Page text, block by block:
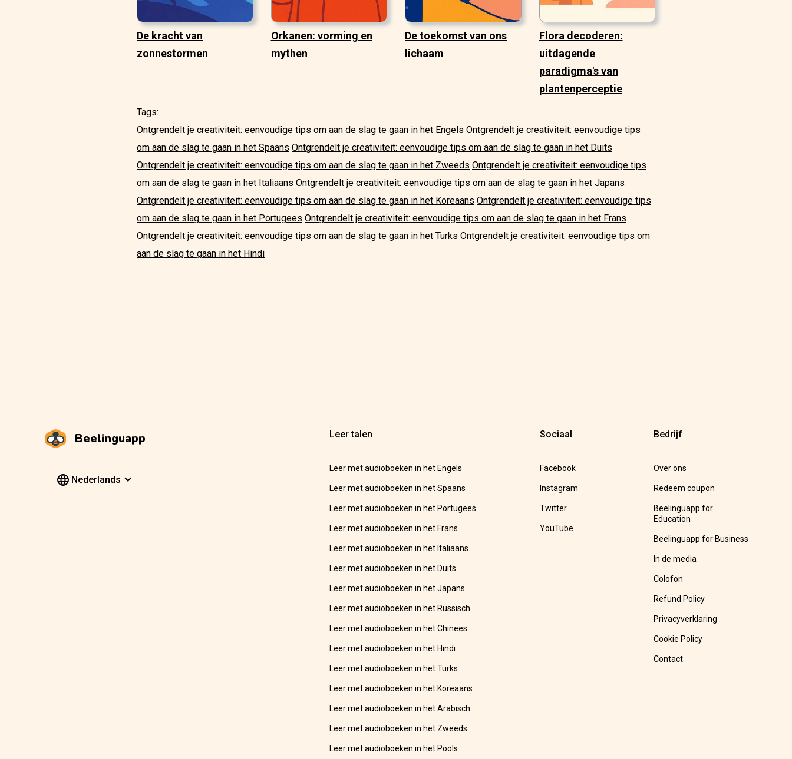
De kracht van
zonnestormen
Orkanen: vorming en
mythen
De toekomst van ons
lichaam
Flora decoderen:
uitdagende
paradigma's van
plantenperceptie
Tags:
Ontgrendelt je creativiteit: eenvoudige tips om aan de slag te gaan in het Engels Ontgrendelt je creativiteit: eenvoudige tips
om aan de slag te gaan in het Spaans Ontgrendelt je creativiteit: eenvoudige tips om aan de slag te gaan in het Duits
Ontgrendelt je creativiteit: eenvoudige tips om aan de slag te gaan in het Zweeds Ontgrendelt je creativiteit: eenvoudige tips
om aan de slag te gaan in het Italiaans Ontgrendelt je creativiteit: eenvoudige tips om aan de slag te gaan in het Japans
Ontgrendelt je creativiteit: eenvoudige tips om aan de slag te gaan in het Koreaans Ontgrendelt je creativiteit: eenvoudige tips
om aan de slag te gaan in het Portugees Ontgrendelt je creativiteit: eenvoudige tips om aan de slag te gaan in het Frans
Ontgrendelt je creativiteit: eenvoudige tips om aan de slag te gaan in het Turks Ontgrendelt je creativiteit: eenvoudige tips om
aan de slag te gaan in het Hindi
Beelinguapp
Nederlands
Leer talen
Leer met audioboeken in het Engels
Leer met audioboeken in het Spaans
Leer met audioboeken in het Portugees
Leer met audioboeken in het Frans
Leer met audioboeken in het Italiaans
Leer met audioboeken in het Duits
Leer met audioboeken in het Japans
Leer met audioboeken in het Russisch
Leer met audioboeken in het Chinees
Leer met audioboeken in het Hindi
Leer met audioboeken in het Turks
Leer met audioboeken in het Koreaans
Leer met audioboeken in het Arabisch
Leer met audioboeken in het Zweeds
Leer met audioboeken in het Pools
Sociaal
Facebook
Instagram
Twitter
YouTube
Bedrijf
Over ons
Redeem coupon
Beelinguapp for
Education
Beelinguapp for Business
In de media
Colofon
Refund Policy
Privacyverklaring
Cookie Policy
Contact